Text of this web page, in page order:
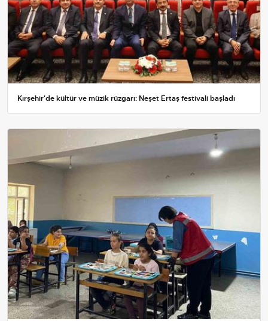
Kırşehir'de kültür ve müzik rüzgarı: Neşet Ertaş festivali başladı